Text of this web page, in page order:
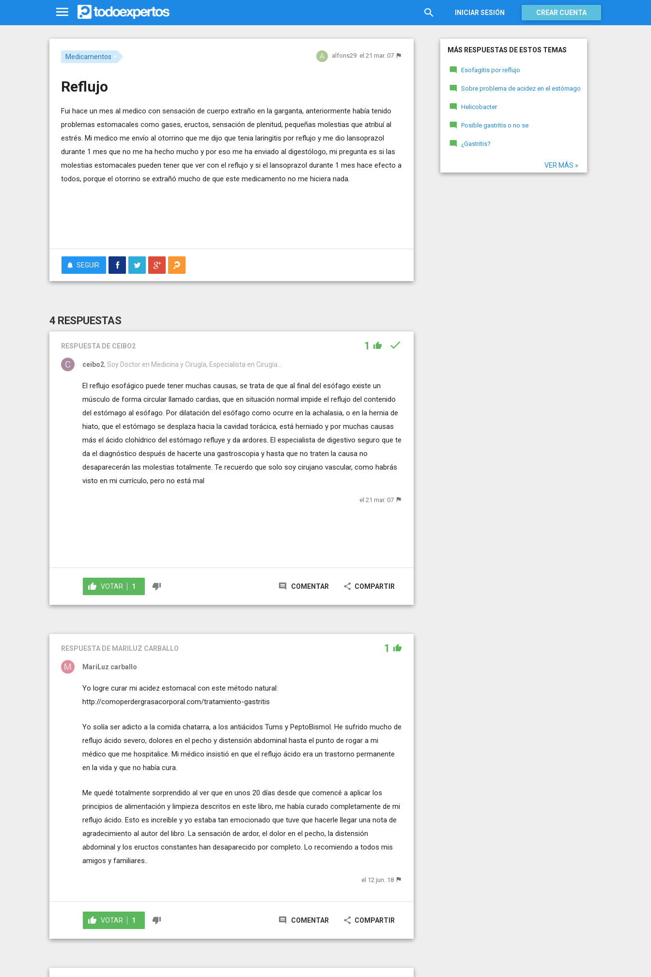
INICIAR SESIÓN CREAR CUENTA
Medicamentos alfons29 el 21 mar. 07
Reflujo
Fui hace un mes al medico con sensación de cuerpo extraño en la garganta, anteriormente había tenido
problemas estomacales como gases, eructos, sensación de plenitud, pequeñas molestias que atribuí al
estrés. Mi medico me envío al otorrino que me dijo que tenia laringitis por reflujo y me dio lansoprazol
durante 1 mes que no me ha hecho mucho y por eso me ha enviado al digestólogo, mi pregunta es si las
molestias estomacales pueden tener que ver con el reflujo y si el lansoprazol durante 1 mes hace efecto a
todos, porque el otorrino se extrañó mucho de que este medicamento no me hiciera nada.
SEGUIR
4 RESPUESTAS
RESPUESTA DE CEIBO2 1
ceibo2, Soy Doctor en Medicina y Cirugía, Especialista en Cirugía...
El reflujo esofágico puede tener muchas causas, se trata de que al final del esófago existe un
músculo de forma circular llamado cardias, que en situación normal impide el reflujo del contenido
del estómago al esófago. Por dilatación del esófago como ocurre en la achalasia, o en la hernia de
hiato, que el estómago se desplaza hacia la cavidad torácica, está herniado y por muchas causas
más el ácido clohídrico del estómago refluye y da ardores. El especialista de digestivo seguro que te
da el diagnóstico después de hacerte una gastroscopia y hasta que no traten la causa no
desaparecerán las molestias totalmente. Te recuerdo que solo soy cirujano vascular, como habrás
visto en mi currículo, pero no está mal
el 21 mar. 07
VOTAR 1 COMENTAR COMPARTIR
RESPUESTA DE MARILUZ CARBALLO 1
MariLuz carballo
Yo logre curar mi acidez estomacal con este método natural:
http://comoperdergrasacorporal.com/tratamiento-gastritis
Yo solía ser adicto a la comida chatarra, a los antiácidos Tums y PeptoBismol. He sufrido mucho de
reflujo ácido severo, dolores en el pecho y distensión abdominal hasta el punto de rogar a mi
médico que me hospitalice. Mi médico insistió en que el reflujo ácido era un trastorno permanente
en la vida y que no había cura.
Me quedé totalmente sorprendido al ver que en unos 20 días desde que comencé a aplicar los
principios de alimentación y limpieza descritos en este libro, me había curado completamente de mi
reflujo ácido. Esto es increíble y yo estaba tan emocionado que tuve que hacerle llegar una nota de
agradecimiento al autor del libro. La sensación de ardor, el dolor en el pecho, la distensión
abdominal y los eructos constantes han desaparecido por completo. Lo recomiendo a todos mis
amigos y familiares..
el 12 jun. 18
VOTAR 1 COMENTAR COMPARTIR
MÁS RESPUESTAS DE ESTOS TEMAS
Esofagitis por reflujo
Sobre problema de acidez en el estómago
Helicobacter
Posible gastritis o no se
¿Gastritis?
VER MÁS »